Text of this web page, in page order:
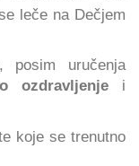
leče na Dečjem
uručenja
ozdravljenje i
koje se trenutno